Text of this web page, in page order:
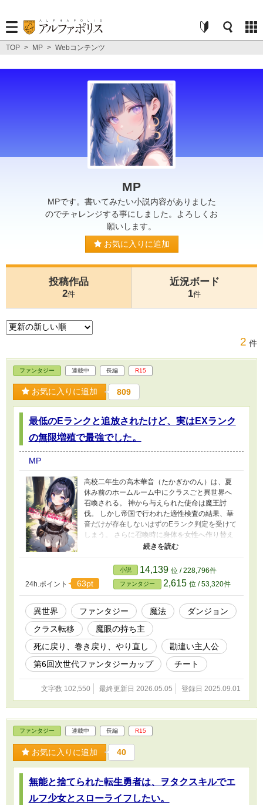
TOP > MP > Webコンテンツ
MP
MPです。書いてみたい小説内容がありました
のでチャレンジする事にしました。よろしくお
願いします。
お気に入りに追加
投稿作品
2件
近況ボード
1件
2 件
ファンタジー 連載中 長編 R15
お気に入りに追加 809
最低のEランクと追放されたけど、実はEXランク
の無限増殖で最強でした。
MP
高校二年生の高木華音（たかぎかのん）は、夏
休み前のホームルーム中にクラスごと異世界へ
召喚される。 神から与えられた使命は魔王討
伐。 しかし帝国で行われた適性検査の結果、華
音だけが存在しないはずのEランク判定を受けて
しまう。 さらに召喚時に身体を女性へ作り替え
られていたことでクラスメイト達から偽物扱い
され、危険地帯《死の森》へ追放されてしまっ
た。 そこで待っていたのは絶対的な死。 ――だ
が、死んだはずの華音は再び召喚前の時間へ戻
っていた。 発動した固有スキルは、神すら紛失
した超規格外のEXランクスキル【無限増殖】。
その能力は《残機無限》。 何度死んでもやり直
せるという、常識外れの死に戻り能力だった。
さらに死ぬたびに知識とスキルは蓄積されてい
く。 鑑定。 魔術眼。 テイム。 神のミスによっ
て本来なら他の勇者へ与えられるはずだった能
力までも獲得していく華音。 一方、彼を偽物と
して切り捨てた帝国は知らない。 自分達が追放
した存在こそ、世界最強の勇者候補だったこと
を――。 無限の命と無限の試行錯誤で最強へ至
24h.ポイント 63pt
小説 14,139 位 / 228,796件
ファンタジー 2,615 位 / 53,320件
異世界 ファンタジー 魔法
ダンジョン
クラス転移
魔眼の持ち主
死に戻り、巻き戻り、やり直し
勘違い主人公
第6回次世代ファンタジーカップ
チート
文字数 102,550 最終更新日 2026.05.05 登録日 2025.09.01
ファンタジー 連載中 長編 R15
お気に入りに追加 40
無能と捨てられた転生勇者は、ヲタクスキルでエ
ルフ少女とスローライフしたい。